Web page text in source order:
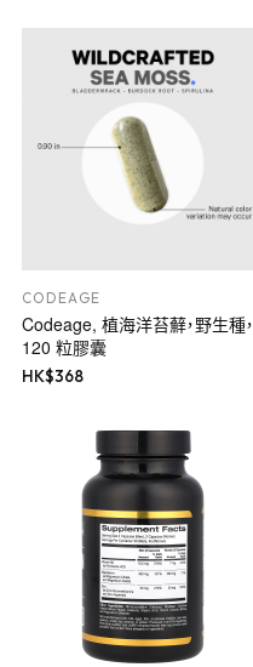
CODEAGE
Codeage, 植海洋苔蘚，野生種，
120 粒膠囊
HK$368